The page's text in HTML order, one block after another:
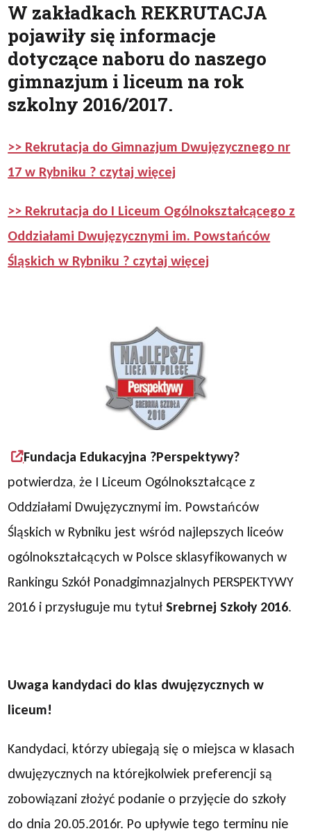
W zakładkach REKRUTACJA
pojawiły się informacje
dotyczące naboru do naszego
gimnazjum i liceum na rok
szkolny 2016/2017.
>> Rekrutacja do Gimnazjum Dwujęzycznego nr
17 w Rybniku ? czytaj więcej
>> Rekrutacja do I Liceum Ogólnokształcącego z
Oddziałami Dwujęzycznymi im. Powstańców
Śląskich w Rybniku ? czytaj więcej
Fundacja Edukacyjna ?Perspektywy?
potwierdza, że I Liceum Ogólnokształcące z
Oddziałami Dwujęzycznymi im. Powstańców
Śląskich w Rybniku jest wśród najlepszych liceów
ogólnokształcących w Polsce sklasyfikowanych w
Rankingu Szkół Ponadgimnazjalnych PERSPEKTYWY
2016 i przysługuje mu tytułSrebrnej Szkoły 2016.
Uwaga kandydaci do klas dwujęzycznych w
liceum!
Kandydaci, którzy ubiegają się o miejsca w klasach
dwujęzycznych na którejkolwiek preferencji są
zobowiązani złożyć podanie o przyjęcie do szkoły
do dnia 20.05.2016r. Po upływie tego terminu nie